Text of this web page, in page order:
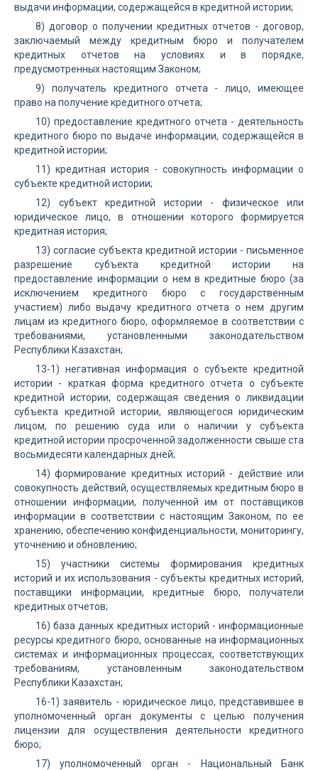
выдачи информации, содержащейся в кредитной истории;
8) договор о получении кредитных отчетов - договор,
заключаемый между кредитным бюро и получателем
кредитных отчетов на условиях и в порядке,
предусмотренных настоящим Законом;
9) получатель кредитного отчета - лицо, имеющее
право на получение кредитного отчета;
10) предоставление кредитного отчета - деятельность
кредитного бюро по выдаче информации, содержащейся в
кредитной истории;
11) кредитная история - совокупность информации о
субъекте кредитной истории;
12) субъект кредитной истории - физическое или
юридическое лицо, в отношении которого формируется
кредитная история;
13) согласие субъекта кредитной истории - письменное
разрешение субъекта кредитной истории на
предоставление информации о нем в кредитные бюро (за
исключением кредитного бюро с государственным
участием) либо выдачу кредитного отчета о нем другим
лицам из кредитного бюро, оформляемое в соответствии с
требованиями, установленными законодательством
Республики Казахстан;
13-1) негативная информация о субъекте кредитной
истории - краткая форма кредитного отчета о субъекте
кредитной истории, содержащая сведения о ликвидации
субъекта кредитной истории, являющегося юридическим
лицом, по решению суда или о наличии у субъекта
кредитной истории просроченной задолженности свыше ста
восьмидесяти календарных дней;
14) формирование кредитных историй - действие или
совокупность действий, осуществляемых кредитным бюро в
отношении информации, полученной им от поставщиков
информации в соответствии с настоящим Законом, по ее
хранению, обеспечению конфиденциальности, мониторингу,
уточнению и обновлению;
15) участники системы формирования кредитных
историй и их использования - субъекты кредитных историй,
поставщики информации, кредитные бюро, получатели
кредитных отчетов;
16) база данных кредитных историй - информационные
ресурсы кредитного бюро, основанные на информационных
системах и информационных процессах, соответствующих
требованиям, установленным законодательством
Республики Казахстан;
16-1) заявитель - юридическое лицо, представившее в
уполномоченный орган документы с целью получения
лицензии для осуществления деятельности кредитного
бюро;
17) уполномоченный орган - Национальный Банк